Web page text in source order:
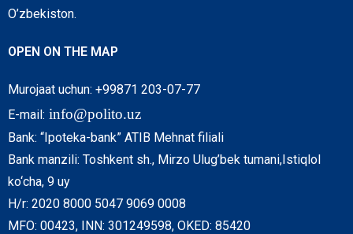
O’zbekiston.
OPEN ON THE MAP
Murojaat uchun: +99871 203-07-77
E-mail: info@polito.uz
Bank: “Ipoteka-bank” ATIB Mehnat filiali
Bank manzili: Toshkent sh., Mirzo Ulug’bek tumani,Istiqlol
ko‘cha, 9 uy
H/r: 2020 8000 5047 9069 0008
MFO: 00423, INN: 301249598, OKED: 85420